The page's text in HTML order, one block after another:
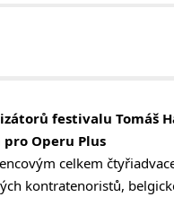
festivalu
Operu Plus
celkem
kontratenoristů,